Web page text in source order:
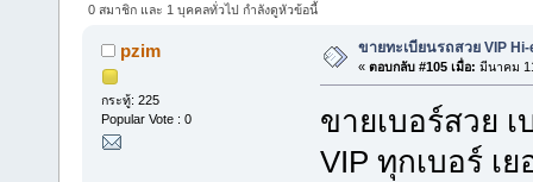
0 สมาชิก และ 1 บุคคลทั่วไป กำลังดูหัวข้อนี้
pzim
กระทู้: 225
Popular Vote : 0
ขายทะเบียนรถสวย VIP
« ตอบกลับ #105 เมื่อ: มีนาคม
ขายเบอร์สวย
VIP ทุกเบอร์ เ